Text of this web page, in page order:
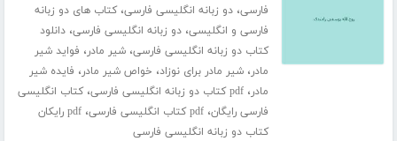
فارسی،دو زبانه انگلیسی فارسی،کتاب های دو زبانه
فارسی و انگلیسی،دو زبانه انگلیسی فارسی،دانلود
کتاب دو زبانه انگلیسی فارسی،شیر مادر، فواید شیر
مادر،شیر مادر برای نوزاد، خواص شیر مادر، فایده شیر
مادر،pdf کتاب دو زبانه انگلیسی فارسی ،کتاب انگلیسی
فارسی رایگان،pdf کتاب انگلیسی فارسی ،
pdf رایکان
کتاب دو زبانه انگلیسی فارسی